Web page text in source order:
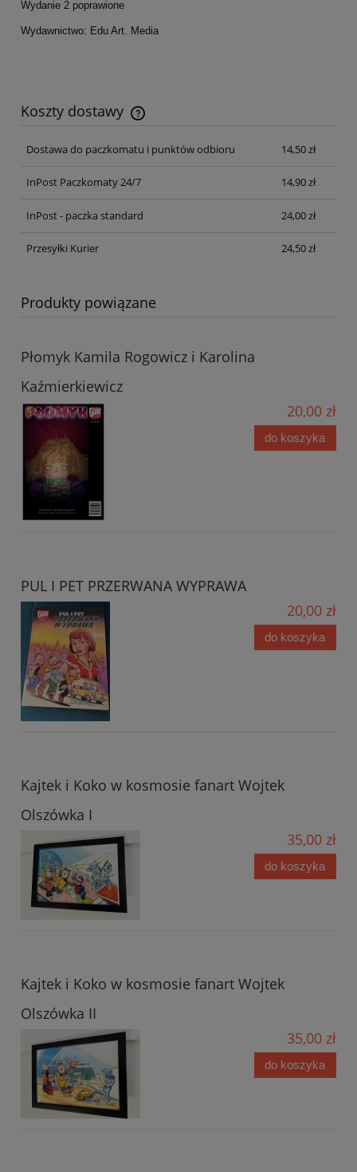
Wydanie 2 poprawione
Wydawnictwo: Edu Art. Media
Koszty dostawy
Cena nie zawiera ewentualnych kosztów płatności
Dostawa do paczkomatu i punktów odbioru
14,50 zł
InPost Paczkomaty 24/7 14,90 zł
InPost - paczka standard 24,00 zł
Przesyłki Kurier 24,50 zł
Produkty powiązane
Płomyk Kamila Rogowicz i Karolina
Kaźmierkiewicz
20,00 zł
do koszyka
PUL I PET PRZERWANA WYPRAWA
20,00 zł
do koszyka
Kajtek i Koko w kosmosie fanart Wojtek
Olszówka I
35,00 zł
do koszyka
Kajtek i Koko w kosmosie fanart Wojtek
Olszówka II
35,00 zł
do koszyka